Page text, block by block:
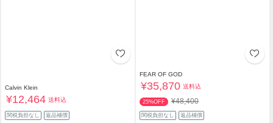
Calvin Klein
¥12,464 送料込
関税負担なし 返品補償
FEAR OF GOD
¥35,870 送料込
25%OFF ¥48,400
関税負担なし 返品補償